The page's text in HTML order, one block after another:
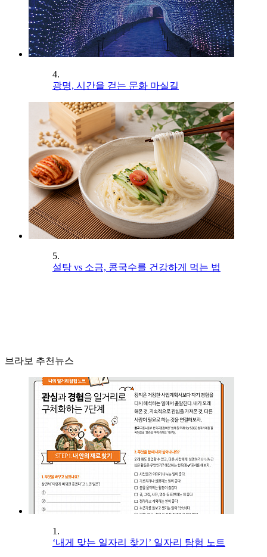
4.
광명, 시간을 걷는 문화 마실길
5.
설탕 vs 소금, 콩국수를 건강하게 먹는 법
브라보 추천뉴스
1.
‘내게 맞는 일자리 찾기’ 일자리 탐험 노트